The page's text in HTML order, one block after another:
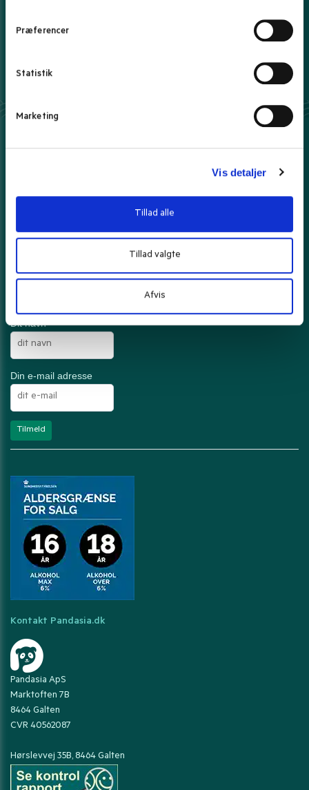
Præferencer
Statistik
Marketing
Vis detaljer
Tillad alle
Tillad valgte
Afvis
Prisgaranti*
Din ordre pakkes forsigtigt og sendes med
Dit navn
Din e-mail adresse
Kontakt Pandasia.dk
Pandasia ApS
Marktoften 7B
8464 Galten
CVR 40562087
Hørslevvej 35B, 8464 Galten